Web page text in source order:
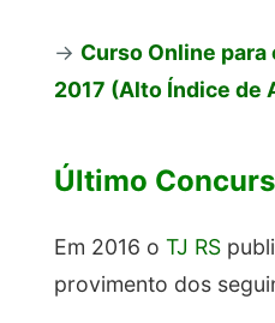
→ Curso Online para
2017 (Alto Índice de
Último
Em 2016 o TJ RS
provimento dos